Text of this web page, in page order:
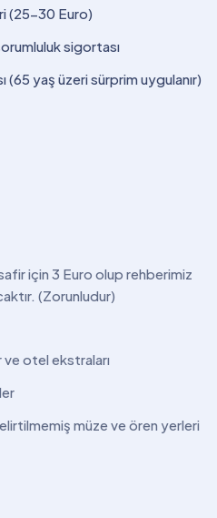
(25-30 Euro)
sigortası
(65 yaş üzeri sürprim uygulanır)
için 3 Euro olup rehberimiz
(Zorunludur)
ve otel ekstraları
müze ve ören yerleri